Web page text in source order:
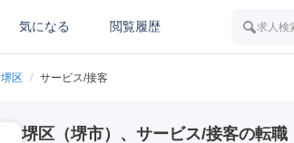
気になる 閲覧履歴 求人検
堺区 / サービス/接客
堺区（堺市）、サービス/接客の転職